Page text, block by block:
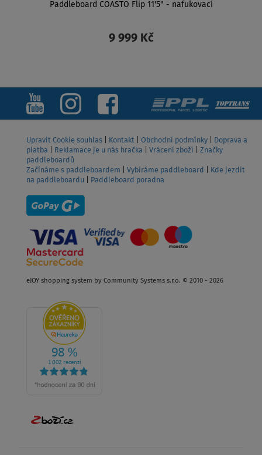
Paddleboard COASTO Flip 11'5" - nafukovací
9 999 Kč
ZOBRAZIT
Upravit Cookie souhlas Kontakt Obchodní podmínky
Doprava a
platba
Reklamace je u nás hračka Vrácení zboží
Značky
paddleboardů
Začínáme s paddleboardem
Vybíráme paddleboard
Kde jezdit
na paddleboardu
Paddleboard poradna
eJOY shopping system by Community Systems s.r.o. © 2010 - 2026